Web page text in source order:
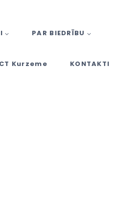
PAR BIEDRĪBU
Kurzeme KONTAKTI